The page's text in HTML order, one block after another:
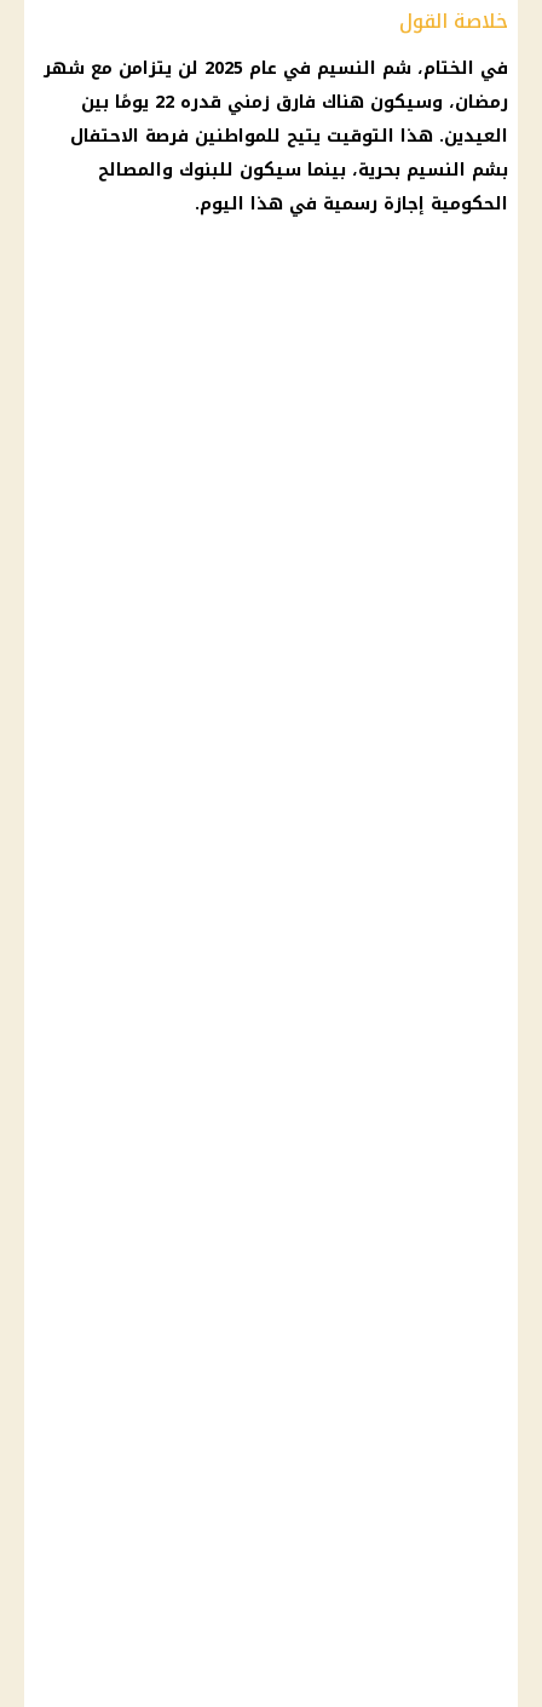
خلاصة القول
في الختام، شم النسيم في عام 2025 لن يتزامن مع شهر
رمضان
، وسيكون هناك فارق زمني قدره 22 يومًا بين
العيدين. هذا التوقيت يتيح للمواطنين فرصة الاحتفال
بشم النسيم بحرية، بينما سيكون للبنوك والمصالح
الحكومية إجازة رسمية في هذا اليوم.